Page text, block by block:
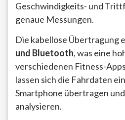
Geschwindigkeits- und
genaue Messungen.
Die kabellose Übertragung
und Bluetooth, was eine
verschiedenen Fitness-
lassen sich die Fahrdaten
Smartphone übertragen
analysieren.